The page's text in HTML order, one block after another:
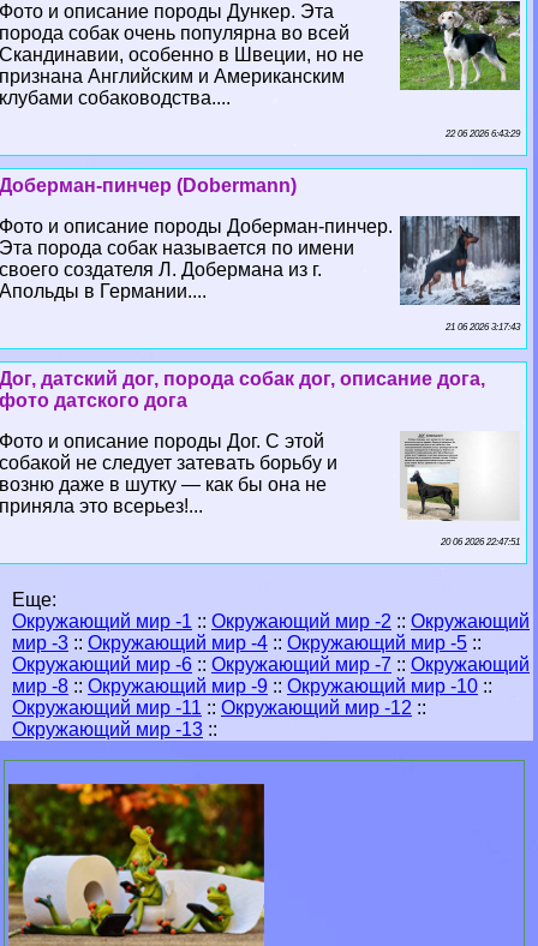
Фото и описание породы Дункер. Эта
порода собак очень популярна во всей
Скандинавии, особенно в Швеции, но не
признана Английским и Американским
клубами собаководства....
22 06 2026 6:43:29
Доберман-пинчер (Dobermann)
Фото и описание породы Доберман-пинчер.
Эта порода собак называется по имени
своего создателя Л. Добермана из г.
Апольды в Германии....
21 06 2026 3:17:43
Дог, датский дог, порода собак дог, описание дога,
фото датского дога
Фото и описание породы Дог. С этой
собакой не следует затевать борьбу и
возню даже в шутку — как бы она не
приняла это всерьез!...
20 06 2026 22:47:51
Еще:
Окружающий мир -1 :: Окружающий мир -2 :: Окружающий
мир -3 :: Окружающий мир -4 :: Окружающий мир -5 ::
Окружающий мир -6 :: Окружающий мир -7 :: Окружающий
мир -8 :: Окружающий мир -9 :: Окружающий мир -10 ::
Окружающий мир -11 :: Окружающий мир -12 ::
Окружающий мир -13 ::